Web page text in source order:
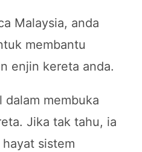
Malaysia, anda
membantu
enjin kereta anda.
membuka
Jika tak tahu, ia
sistem